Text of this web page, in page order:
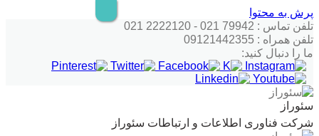
پرش به محتوا
تلفن تماس : 79942 021 - 2222120 021
تلفن همراه : 09121442355
ما را دنبال کنید:
سئوراز
شرکت فناوری اطلاعات و ارتباطات سئوراز